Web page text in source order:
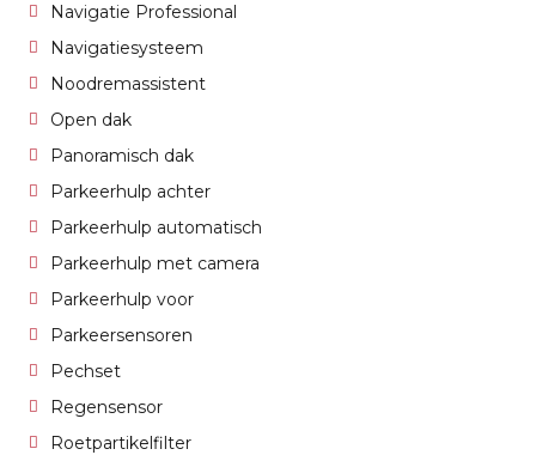
Navigatie Professional
Navigatiesysteem
Noodremassistent
Open dak
Panoramisch dak
Parkeerhulp achter
Parkeerhulp automatisch
Parkeerhulp met camera
Parkeerhulp voor
Parkeersensoren
Pechset
Regensensor
Roetpartikelfilter